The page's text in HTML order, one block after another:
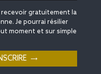
gratuitement la
Je pourrai résilier
moment et sur simple